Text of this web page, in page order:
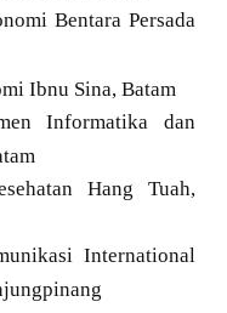
Bentara Persada
Ibnu Sina, Batam
Informatika dan
Hang Tuah,
International